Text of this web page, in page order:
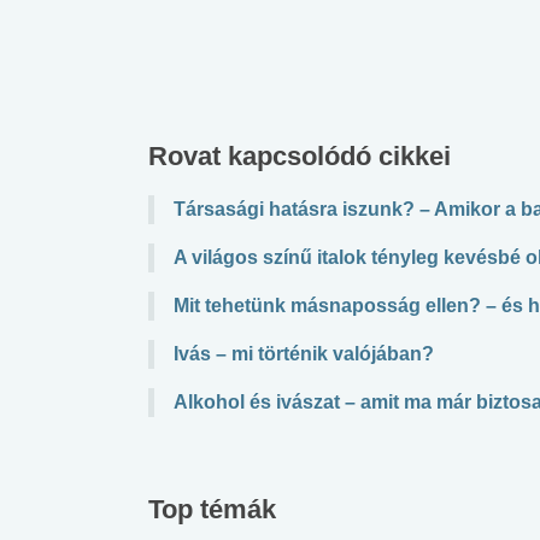
Rovat kapcsolódó cikkei
Társasági hatásra iszunk? – Amikor a
A világos színű italok tényleg kevésbé
Mit tehetünk másnaposság ellen? – és
Ivás – mi történik valójában?
Alkohol és ivászat – amit ma már
Top témák